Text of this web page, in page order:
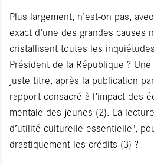
Plus largement, n’est-on pas,
exact d’une des grandes causes
cristallisent toutes les
Président de la République ?
juste titre, après la publication
rapport consacré à l’impact des
mentale des jeunes (2). La
d’utilité culturelle essentielle",
drastiquement les crédits (3) ?